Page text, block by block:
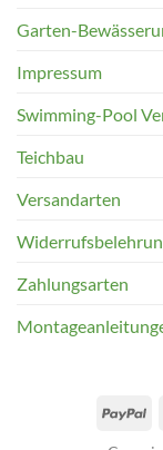
Garten-
Impressum
Swimming-Pool
Teichbau
Versandarten
Zahlungsarten